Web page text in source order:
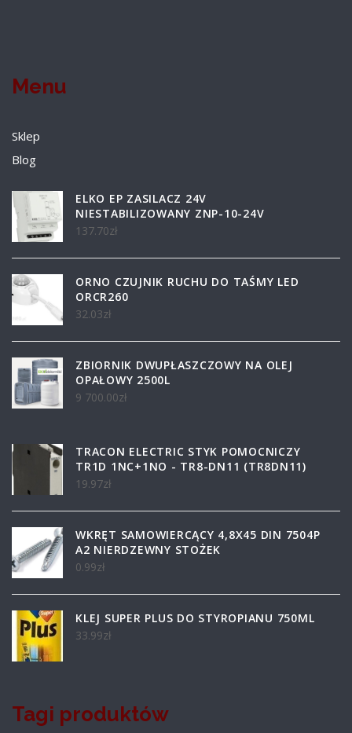
Menu
Sklep
Blog
ELKO EP ZASILACZ 24V
NIESTABILIZOWANY ZNP-10-24V
137.70zł
ORNO CZUJNIK RUCHU DO TAŚMY LED
ORCR260
32.03zł
ZBIORNIK DWUPŁASZCZOWY NA OLEJ
OPAŁOWY 2500L
9 700.00zł
TRACON ELECTRIC STYK POMOCNICZY
TR1D 1NC+1NO - TR8-DN11 (TR8DN11)
19.97zł
WKRĘT SAMOWIERCĄCY 4,8X45 DIN 7504P
A2 NIERDZEWNY STOŻEK
0.99zł
KLEJ SUPER PLUS DO STYROPIANU 750ML
33.99zł
Tagi produktów